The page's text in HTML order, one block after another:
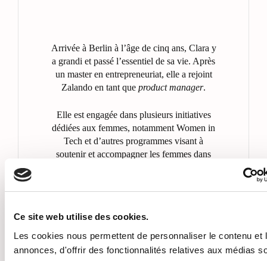
Ce site web utilise des cookies.
Les cookies nous permettent de personnaliser le contenu et
annonces, d'offrir des fonctionnalités relatives aux médias
Arrivée à Berlin à l’âge de cinq ans, Clara y
a grandi et passé l’essentiel de sa vie. Après
un master en entrepreneuriat, elle a rejoint
Zalando en tant que product manager.
Elle est engagée dans plusieurs initiatives
dédiées aux femmes, notamment Women in
Tech et d’autres programmes visant à
soutenir et accompagner les femmes dans
Passionnée de stratégie financière, elle a